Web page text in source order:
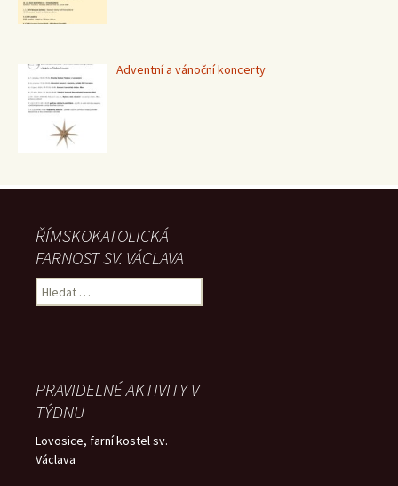
Adventní a vánoční koncerty
ŘÍMSKOKATOLICKÁ
FARNOST SV. VÁCLAVA
Vyhledávání
PRAVIDELNÉ AKTIVITY V
TÝDNU
Lovosice, farní kostel sv.
Václava